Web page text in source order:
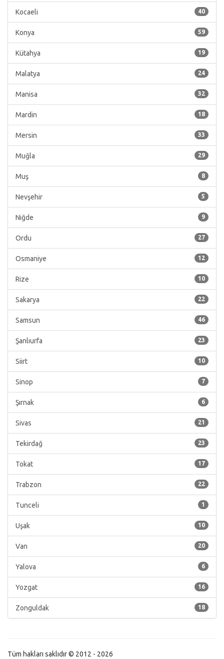
40
Kocaeli
59
Konya
19
Kütahya
24
Malatya
32
Manisa
18
Mardin
33
Mersin
29
Muğla
8
Muş
5
Nevşehir
9
Niğde
27
Ordu
12
Osmaniye
10
Rize
22
Sakarya
46
Samsun
23
Şanlıurfa
10
Siirt
7
Sinop
6
Şırnak
21
Sivas
23
Tekirdağ
17
Tokat
22
Trabzon
1
Tunceli
10
Uşak
20
Van
6
Yalova
16
Yozgat
18
Zonguldak
Tüm hakları saklıdır © 2012 - 2026